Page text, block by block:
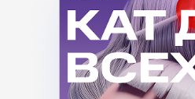
перейти
поступление через Госуслуги